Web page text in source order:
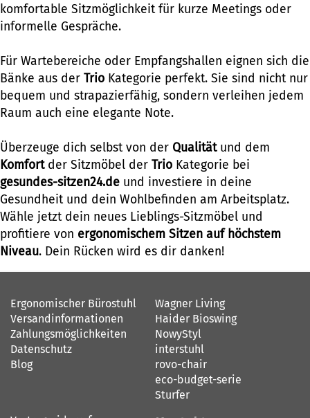
komfortable Sitzmöglichkeit für kurze Meetings oder
informelle Gespräche.
Für Wartebereiche oder Empfangshallen eignen sich die
Bänke aus der Trio Kategorie perfekt. Sie sind nicht nur
bequem und strapazierfähig, sondern verleihen jedem
Raum auch eine elegante Note.
Überzeuge dich selbst von der Qualitätund dem
Komfortder Sitzmöbel der Trio Kategorie bei
gesundes-sitzen24.de und investiere in deine
Gesundheit und dein Wohlbefinden am Arbeitsplatz.
Wähle jetzt dein neues Lieblings-Sitzmöbel und
profitiere von ergonomischem Sitzen auf höchstem
Niveau. Dein Rücken wird es dir danken!
Ergonomischer Bürostuhl
Versandinformationen
Zahlungsmöglichkeiten
Datenschutz
Blog
Wagner Living
Haider Bioswing
NowyStyl
interstuhl
rovo-chair
eco-budget-serie
Sturfer